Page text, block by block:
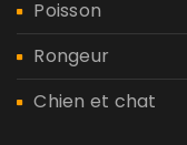
Poisson
Rongeur
Chien et chat